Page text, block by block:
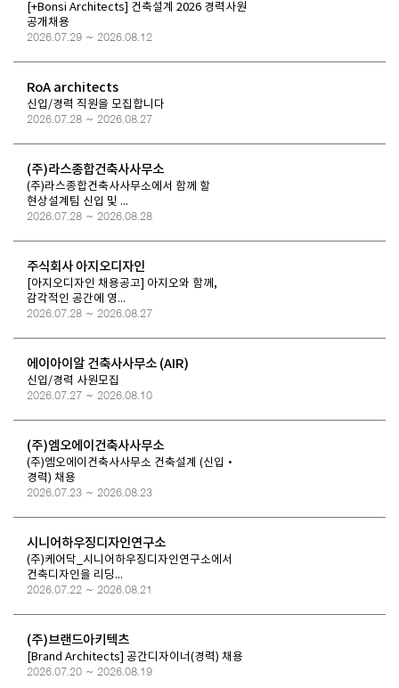
[+Bonsi Architects] 건축설계 2026 경력사원
공개채용
2026.07.29 ~ 2026.08.12
RoA architects
신입/경력 직원을 모집합니다
2026.07.28 ~ 2026.08.27
(주)라스종합건축사사무소
(주)라스종합건축사사무소에서 함께 할
현상설계팀 신입 및 ...
2026.07.28 ~ 2026.08.28
주식회사 아지오디자인
[아지오디자인 채용공고] 아지오와 함께,
감각적인 공간에 영...
2026.07.28 ~ 2026.08.27
에이아이알 건축사사무소 (AIR)
신입/경력 사원모집
2026.07.27 ~ 2026.08.10
(주)엠오에이건축사사무소
(주)엠오에이건축사사무소 건축설계 (신입·
경력) 채용
2026.07.23 ~ 2026.08.23
시니어하우징디자인연구소
(주)케어닥_시니어하우징디자인연구소에서
건축디자인을 리딩...
2026.07.22 ~ 2026.08.21
(주)브랜드아키텍츠
[Brand Architects] 공간디자이너(경력) 채용
2026.07.20 ~ 2026.08.19